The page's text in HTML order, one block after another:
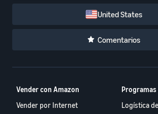
United States
Comentarios
Vender con Amazon
Vender por Internet
Logística